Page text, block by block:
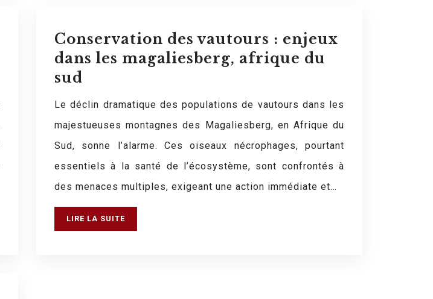
Conservation des vautours : enjeux
dans les magaliesberg, afrique du
sud
Le déclin dramatique des populations de vautours dans les
majestueuses montagnes des Magaliesberg, en Afrique du
Sud, sonne l’alarme. Ces oiseaux nécrophages, pourtant
essentiels à la santé de l’écosystème, sont confrontés à
des menaces multiples, exigeant une action immédiate et…
LIRE LA SUITE